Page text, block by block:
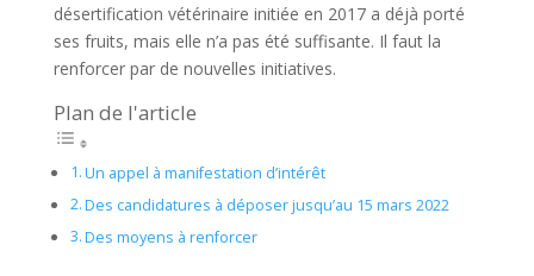
désertification vétérinaire initiée en 2017 a déjà porté
ses fruits, mais elle n’a pas été suffisante. Il faut la
renforcer par de nouvelles initiatives.
Plan de l'article
Un appel à manifestation d’intérêt
Des candidatures à déposer jusqu’au 15 mars 2022
Des moyens à renforcer